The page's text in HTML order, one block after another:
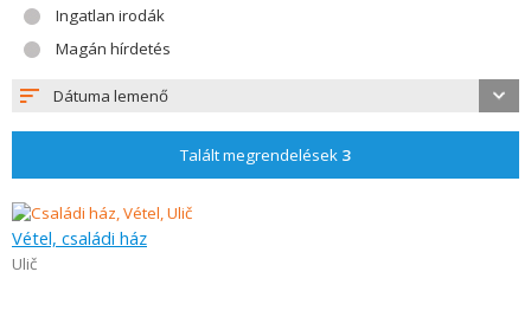
Ingatlan irodák
Magán hírdetés
Dátuma lemenő
Talált megrendelések 3
Vétel, családi ház
Ulič